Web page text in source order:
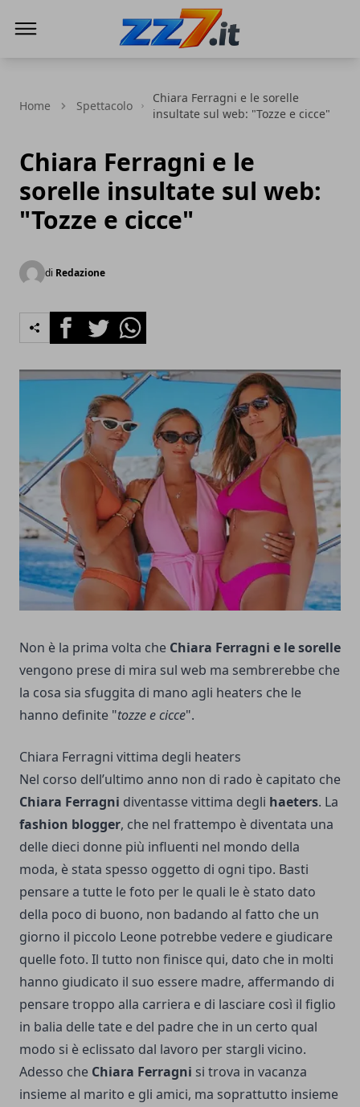
Home Spettacolo
Chiara Ferragni e le sorelle
insultate sul web: "Tozze e cicce"
Chiara Ferragni e le
sorelle insultate sul web:
"Tozze e cicce"
di Redazione
FacebookTwitterWhatsapp
Non è la prima volta che Chiara Ferragni e le sorelle
vengono prese di mira sul web ma sembrerebbe che
la cosa sia sfuggita di mano agli heaters che le
hanno definite "tozze e cicce".
Chiara Ferragni vittima degli heaters
Nel corso dell’ultimo anno non di rado è capitato che
Chiara Ferragni diventasse vittima degli haeters. La
fashion blogger, che nel frattempo è diventata una
delle dieci donne più influenti nel mondo della
moda, è stata spesso oggetto di ogni tipo. Basti
pensare a tutte le foto per le quali le è stato dato
della poco di buono, non badando al fatto che un
giorno il piccolo Leone potrebbe vedere e giudicare
quelle foto. Il tutto non finisce qui, dato che in molti
hanno giudicato il suo essere madre, affermando di
pensare troppo alla carriera e di lasciare così il figlio
in balia delle tate e del padre che in un certo qual
modo si è eclissato dal lavoro per stargli vicino.
Adesso che Chiara Ferragni si trova in vacanza
insieme al marito e gli amici, ma soprattutto insieme